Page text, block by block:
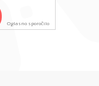
Oglasno sporočilo